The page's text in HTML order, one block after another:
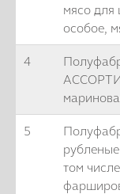
мясо
особое,
4
АССОРТИ
5
том